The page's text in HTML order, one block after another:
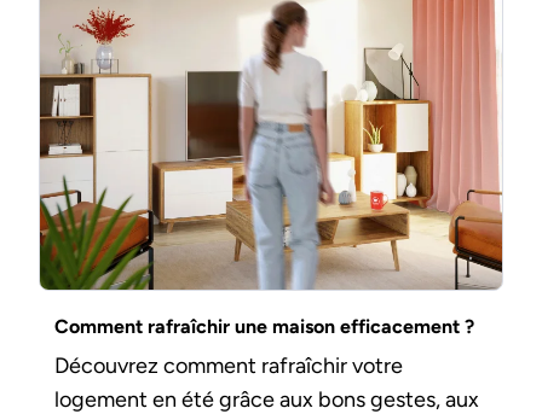
Comment rafraîchir une maison efficacement ?
Découvrez comment rafraîchir votre
logement en été grâce aux bons gestes, aux